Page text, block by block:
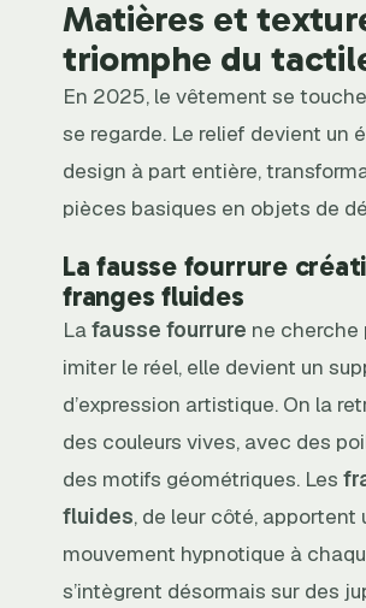
Matières et
triomphe du
En 2025, le vêtement se
se regarde. Le relief devient un
design à part entière,
pièces basiques en objets de
La fausse fourrure
franges fluides
Lafausse fourrure ne cherche
imiter le réel, elle devient un
d’expression artistique. On la
des couleurs vives, avec des
des motifs géométriques. Les
fluides, de leur côté, apportent
mouvement hypnotique à
s’intègrent désormais sur des